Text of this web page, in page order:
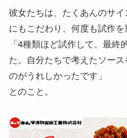
彼女たちは、たくあんのサ
にもこだわり、何度も試作を
「4種類ほど試作して、最終
た。自分たちで考えたソー
のがうれしかったです」
とのこと。